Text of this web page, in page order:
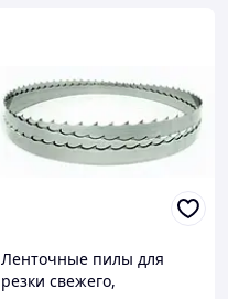
Ленточные пилы для
резки свежего,